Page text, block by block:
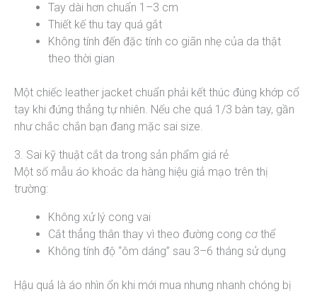
Tay dài hơn chuẩn 1–3 cm
Thiết kế thu tay quá gắt
Không tính đến đặc tính co giãn nhẹ của da thật
theo thời gian
Một chiếc leather jacket chuẩn phải kết thúc đúng khớp cổ
tay khi đứng thẳng tự nhiên. Nếu che quá 1/3 bàn tay, gần
như chắc chắn bạn đang mặc sai size.
3. Sai kỹ thuật cắt da trong sản phẩm giá rẻ
Một số mẫu áo khoác da hàng hiệu giả mạo trên thị
trường:
Không xử lý cong vai
Cắt thẳng thân thay vì theo đường cong cơ thể
Không tính độ “ôm dáng” sau 3–6 tháng sử dụng
Hậu quả là áo nhìn ổn khi mới mua nhưng nhanh chóng bị